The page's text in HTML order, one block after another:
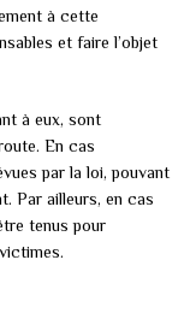
à cette
et faire l’objet
à eux, sont
En cas
par la loi, pouvant
Par ailleurs, en cas
tenus pour